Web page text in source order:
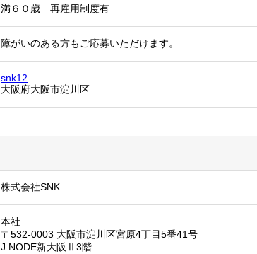
満６０歳 再雇用制度有
障がいのある方もご応募いただけます。
snk12
大阪府大阪市淀川区
株式会社SNK
本社
〒532-0003 大阪市淀川区宮原4丁目5番41号
J.NODE新大阪Ⅱ3階